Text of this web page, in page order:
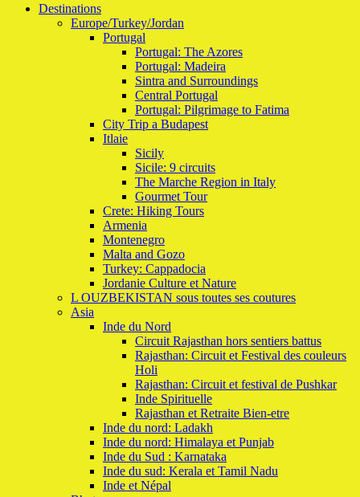
Destinations
Europe/Turkey/Jordan
Portugal
Portugal: The Azores
Portugal: Madeira
Sintra and Surroundings
Central Portugal
Portugal: Pilgrimage to Fatima
City Trip a Budapest
Itlaie
Sicily
Sicile: 9 circuits
The Marche Region in Italy
Gourmet Tour
Crete: Hiking Tours
Armenia
Montenegro
Malta and Gozo
Turkey: Cappadocia
Jordanie Culture et Nature
L OUZBEKISTAN sous toutes ses coutures
Asia
Inde du Nord
Circuit Rajasthan hors sentiers battus
Rajasthan: Circuit et Festival des couleurs
Holi
Rajasthan: Circuit et festival de Pushkar
Inde Spirituelle
Rajasthan et Retraite Bien-etre
Inde du nord: Ladakh
Inde du nord: Himalaya et Punjab
Inde du Sud : Karnataka
Inde du sud: Kerala et Tamil Nadu
Inde et Népal